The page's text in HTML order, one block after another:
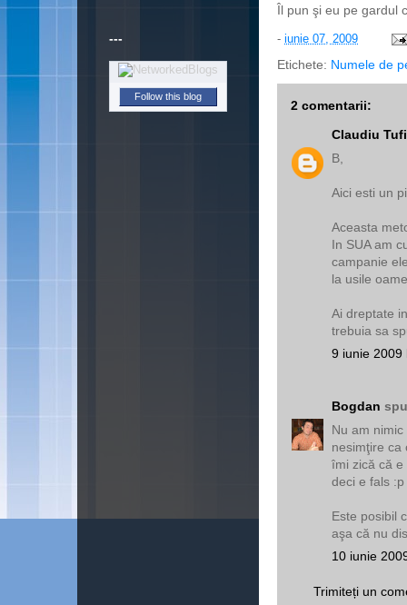
Îl pun şi eu pe gardul
- iunie 07, 2009
Etichete: Numele de
2 comentarii:
Claudiu
B,
Aici esti un
Aceasta
In SUA am
campanie
la usile
Ai dreptate
trebuia sa
9 iunie 2009
Bogdan
Nu am
nesimţire ca
îmi zică că
deci e fals :p
Este posibil
aşa că nu
10 iunie
Trimiteți un
---
Follow this blog